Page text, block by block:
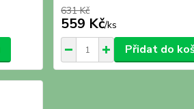
631 Kč
559 Kč/ks
Přidat do